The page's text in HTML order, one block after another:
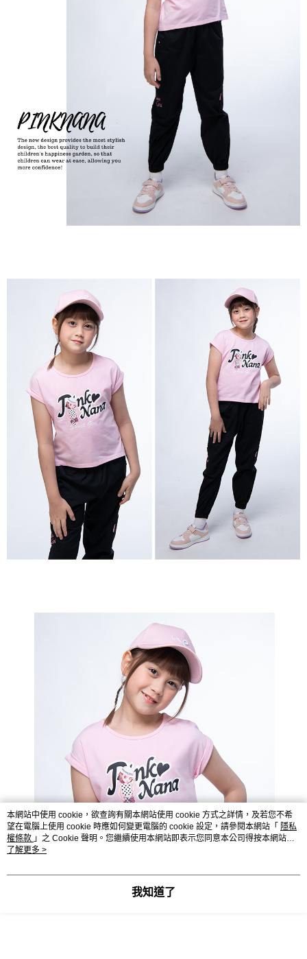
本網站中使用 cookie，欲查詢有關本網站使用 cookie 方式之詳情，及若您不希
望在電腦上使用 cookie 時應如何變更電腦的 cookie 設定，請參閱本網站「 隱私
權條款 」之 Cookie 聲明。您繼續使用本網站即表示您同意本公司得按本網站使
用條款之 Cookie 聲明使用 cookie。
了解更多 >
我知道了